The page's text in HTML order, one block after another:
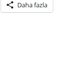
Daha fazla